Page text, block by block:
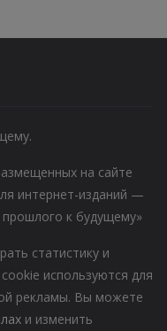
на сайте
интернет-изданий —
к будущему»
статистику и
используются для
рекламы. Вы можете
и изменить